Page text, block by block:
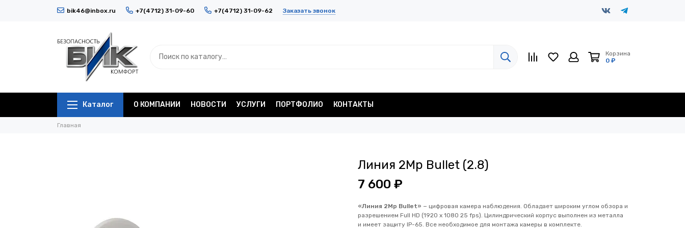
bik46@inbox.ru +7(4712) 31-09-60 +7(4712) 31-09-62 Заказать звонок
Корзина
0 ₽
Каталог О КОМПАНИИ НОВОСТИ УСЛУГИ ПОРТФОЛИО КОНТАКТЫ
Главная
Линия 2Mp Bullet (2.8)
7 600 ₽
«Линия 2Mp Bullet» − цифровая камера наблюдения. Обладает широким углом обзора и
разрешением Full HD (1920 х 1080 25 fps). Цилиндрический корпус выполнен из металла
и имеет защиту IP-65. Все необходимое для монтажа камеры в комплекте.